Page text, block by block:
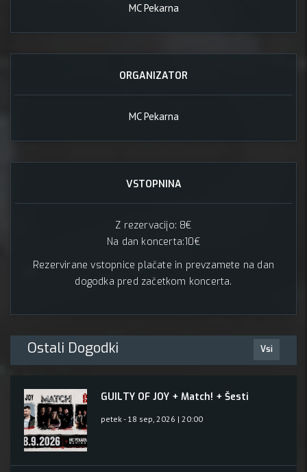
MC Pekarna
ORGANIZATOR
MC Pekarna
VSTOPNINA
Z rezervacijo: 8€
Na dan koncerta:10€
Rezervirane vstopnice plačate in prevzamete na dan
dogodka pred začetkom koncerta.
Ostali Dogodki Vsi
GUILTY OF JOY + Match! + Šesti
petek - 18 sep, 2026 | 20:00